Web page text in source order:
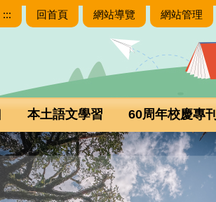
::: 回首頁 網站導覽 網站管理
本土語文學習 60周年校慶專刊